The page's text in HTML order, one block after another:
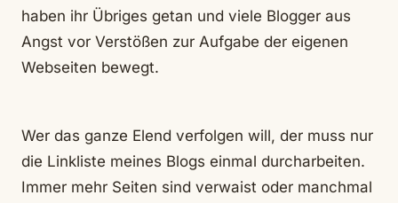
haben ihr Übriges getan und viele Blogger aus
Angst vor Verstößen zur Aufgabe der eigenen
Webseiten bewegt.
Wer das ganze Elend verfolgen will, der muss nur
die Linkliste meines Blogs einmal durcharbeiten.
Immer mehr Seiten sind verwaist oder manchmal